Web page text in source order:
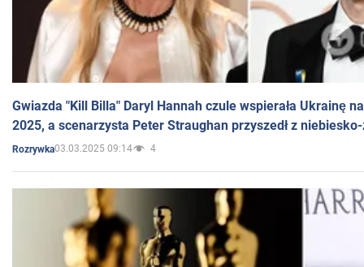
Gwiazda "Kill Billa" Daryl Hannah czule wspierała Ukrainę
2025, a scenarzysta Peter Straughan przyszedł z
Rozrywka03.03.2025 09:14 4